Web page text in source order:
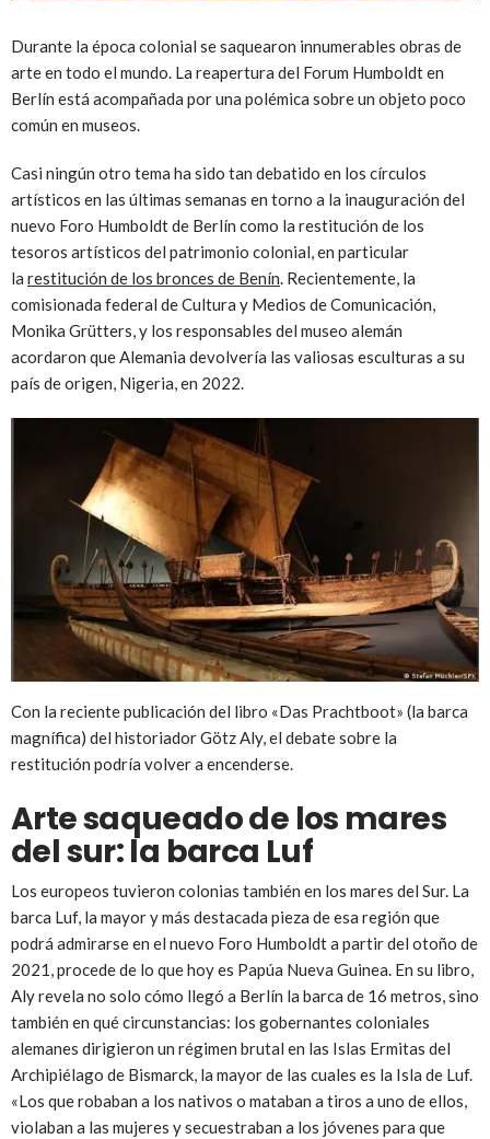
Durante la época colonial se saquearon innumerables obras de
arte en todo el mundo. La reapertura del Forum Humboldt en
Berlín está acompañada por una polémica sobre un objeto poco
común en museos.
Casi ningún otro tema ha sido tan debatido en los círculos
artísticos en las últimas semanas en torno a la inauguración del
nuevo Foro Humboldt de Berlín como la restitución de los
tesoros artísticos del patrimonio colonial, en particular
la restitución de los bronces de Benín. Recientemente, la
comisionada federal de Cultura y Medios de Comunicación,
Monika Grütters, y los responsables del museo alemán
acordaron que Alemania devolvería las valiosas esculturas a su
país de origen, Nigeria, en 2022.
Con la reciente publicación del libro «Das Prachtboot» (la barca
magnífica) del historiador Götz Aly, el debate sobre la
restitución podría volver a encenderse.
Arte saqueado de los mares
del sur: la barca Luf
Los europeos tuvieron colonias también en los mares del Sur. La
barca Luf, la mayor y más destacada pieza de esa región que
podrá admirarse en el nuevo Foro Humboldt a partir del otoño de
2021, procede de lo que hoy es Papúa Nueva Guinea. En su libro,
Aly revela no solo cómo llegó a Berlín la barca de 16 metros, sino
también en qué circunstancias: los gobernantes coloniales
alemanes dirigieron un régimen brutal en las Islas Ermitas del
Archipiélago de Bismarck, la mayor de las cuales es la Isla de Luf.
«Los que robaban a los nativos o mataban a tiros a uno de ellos,
violaban a las mujeres y secuestraban a los jóvenes para que